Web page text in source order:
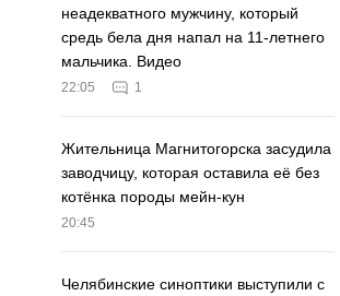
неадекватного мужчину, который
средь бела дня напал на 11-летнего
мальчика. Видео
22:05 1
Жительница Магнитогорска засудила
заводчицу, которая оставила её без
котёнка породы мейн-кун
20:45
Челябинские синоптики выступили с